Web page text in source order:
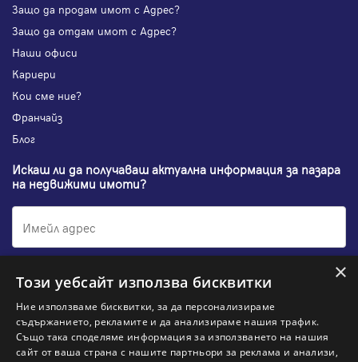
Защо да продам имот с Адрес?
Защо да отдам имот с Адрес?
Наши офиси
Кариери
Кои сме ние?
Франчайз
Блог
Искаш ли да получаваш актуална информация за пазара
на недвижими имоти?
Абонирам се
НАЙ-ПОПУЛЯРНИ ТЪРСЕНИЯ:
×
Този уебсайт използва бисквитки
Ние използваме бисквитки, за да персонализираме
съдържанието, рекламите и да анализираме нашия трафик.
Също така споделяме информация за използването на нашия
сайт от ваша страна с нашите партньори за реклама и анализи,